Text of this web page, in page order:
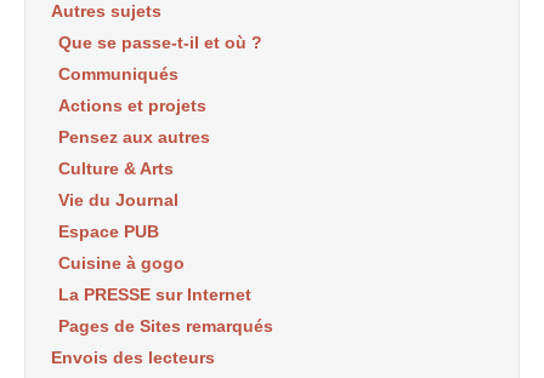
Autres sujets
Que se passe-t-il et où ?
Communiqués
Actions et projets
Pensez aux autres
Culture & Arts
Vie du Journal
Espace PUB
Cuisine à gogo
La PRESSE sur Internet
Pages de Sites remarqués
Envois des lecteurs